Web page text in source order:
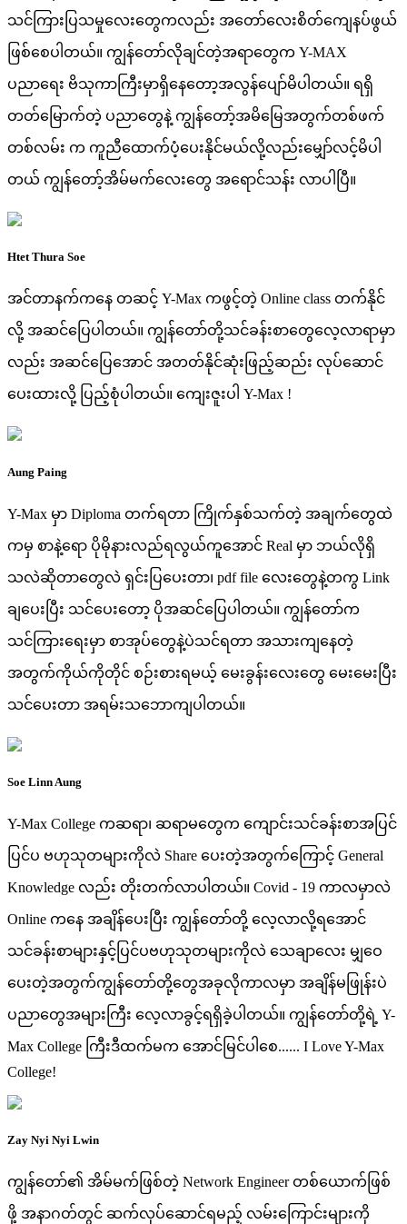
သင်ကြားပြသမှုလေးတွေကလည်း အတော်လေးစိတ်ကျေနပ်ဖွယ်
ဖြစ်စေပါတယ်။ ကျွန်တော်လိုချင်တဲ့အရာတွေက Y-MAX
ပညာရေး ဗိသုကာကြီးမှာရှိနေတော့အလွန်ပျော်မိပါတယ်။ ရရှိ
တတ်မြောက်တဲ့ ပညာတွေနဲ့ ကျွန်တော့်အမိမြေအတွက်တစ်ဖက်
တစ်လမ်း က ကူညီထောက်ပံ့ပေးနိုင်မယ်လို့လည်းမျှော်လင့်မိပါ
တယ် ကျွန်တော့်အိမ်မက်လေးတွေ အရောင်သန်း လာပါပြီ။
Htet Thura Soe
အင်တာနက်ကနေ တဆင့် Y-Max ကဖွင့်တဲ့ Online class တက်နိုင်
လို့ အဆင်ပြေပါတယ်။ ကျွန်တော်တို့သင်ခန်းစာတွေလေ့လာရာမှာ
လည်း အဆင်ပြေအောင် အတတ်နိုင်ဆုံးဖြည့်ဆည်း လုပ်ဆောင်
ပေးထားလို့ ပြည့်စုံပါတယ်။ ကျေးဇူးပါ Y-Max !
Aung Paing
Y-Max မှာ Diploma တက်ရတာ ကြိုက်နှစ်သက်တဲ့ အချက်တွေထဲ
ကမှ စာနဲ့ရော ပိုမိုနားလည်ရလွယ်ကူအောင် Real မှာ ဘယ်လိုရှိ
သလဲဆိုတာတွေလဲ ရှင်းပြပေးတာ၊ pdf file လေးတွေနဲ့တကွ Link
ချပေးပြီး သင်ပေးတော့ ပိုအဆင်ပြေပါတယ်။ ကျွန်တော်က
သင်ကြားရေးမှာ စာအုပ်တွေနဲ့ပဲသင်ရတာ အသားကျနေတဲ့
အတွက်ကိုယ်ကိုတိုင် စဉ်းစားရမယ့် မေးခွန်းလေးတွေ မေးမေးပြီး
သင်ပေးတာ အရမ်းသဘောကျပါတယ်။
Soe Linn Aung
Y-Max College ကဆရာ၊ ဆရာမတွေက ကျောင်းသင်ခန်းစာအပြင်
ပြင်ပ ဗဟုသုတများကိုလဲ Share ပေးတဲ့အတွက်ကြောင့် General
Knowledge လည်း တိုးတက်လာပါတယ်။ Covid - 19 ကာလမှာလဲ
Online ကနေ အချိန်ပေးပြီး ကျွန်တော်တို့ လေ့လာလို့ရအောင်
သင်ခန်းစာများနှင့်ပြင်ပဗဟုသုတများကိုလဲ သေချာလေး မျှဝေ
ပေးတဲ့အတွက်ကျွန်တော်တို့တွေအခုလိုကာလမှာ အချိန်မဖြုန်းပဲ
ပညာတွေအများကြီး လေ့လာခွင့်ရရှိခဲ့ပါတယ်။ ကျွန်တော်တို့ရဲ့ Y-
Max College ကြီးဒီထက်မက အောင်မြင်ပါစေ...... I Love Y-Max
College!
Zay Nyi Nyi Lwin
ကျွန်တော်၏ အိမ်မက်ဖြစ်တဲ့ Network Engineer တစ်ယောက်ဖြစ်
ဖို့ အနာဂတ်တွင် ဆက်လုပ်ဆောင်ရမည့် လမ်းကြောင်းများကို